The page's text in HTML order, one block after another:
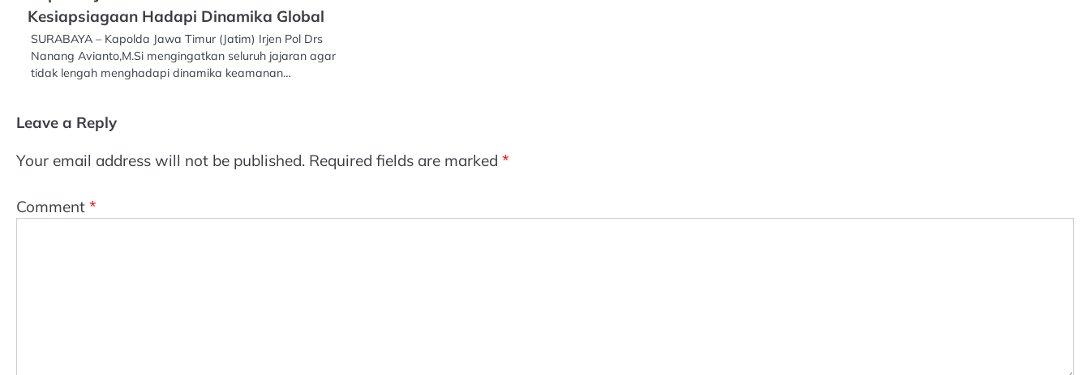
Kesiapsiagaan Hadapi Dinamika Global
SURABAYA – Kapolda Jawa Timur (Jatim) Irjen Pol Drs
Nanang Avianto,M.Si mengingatkan seluruh jajaran agar
tidak lengah menghadapi dinamika keamanan…
Leave a Reply
Your email address will not be published. Required fields are marked *
Comment *